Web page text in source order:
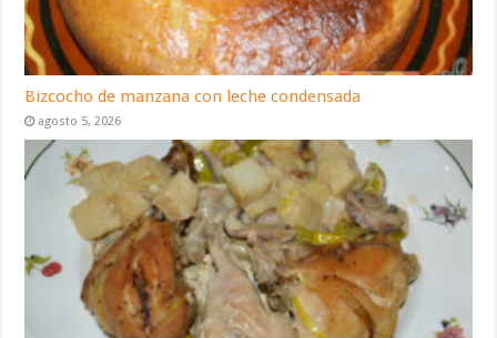
Bizcocho de manzana con leche condensada
agosto 5, 2026